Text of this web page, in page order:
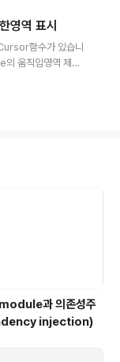
역 표시
함수가 있습니
움직임영역 제한
(ByR
과 의존성주
injection)